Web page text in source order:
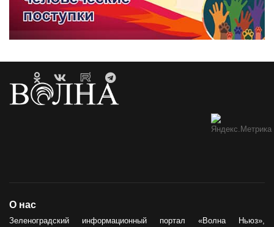
О нас
Зеленоградский информационный портал «Волна Ньюз»,